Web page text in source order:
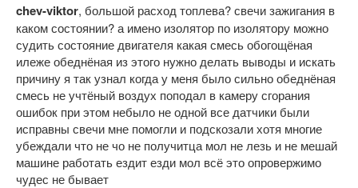
chev-viktor, большой расход топлева? свечи зажигания в
каком состоянии? а имено изолятор по изолятору можно
судить состояние двигателя какая смесь обогощёная
илеже обеднёная из этого нужно делать выводы и искать
причину я так узнал когда у меня было сильно обеднёная
смесь не учтёный воздух поподал в камеру сгорания
ошибок при этом небыло не одной все датчики были
исправны свечи мне помогли и подскозали хотя многие
убеждали что не чо не получитца мол не лезь и не мешай
машине работать ездит езди мол всё это опровержимо
чудес не бывает